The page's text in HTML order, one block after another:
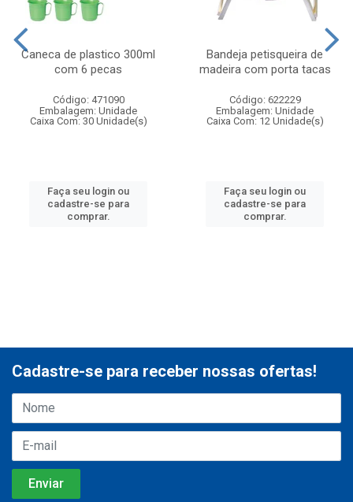
Caneca de plastico 300ml
com 6 pecas
Código: 471090
Embalagem: Unidade
Caixa Com: 30 Unidade(s)
Faça seu login ou
cadastre-se para
comprar.
Bandeja petisqueira de
madeira com porta tacas
Código: 622229
Embalagem: Unidade
Caixa Com: 12 Unidade(s)
Faça seu login ou
cadastre-se para
comprar.
Cadastre-se para receber nossas ofertas!